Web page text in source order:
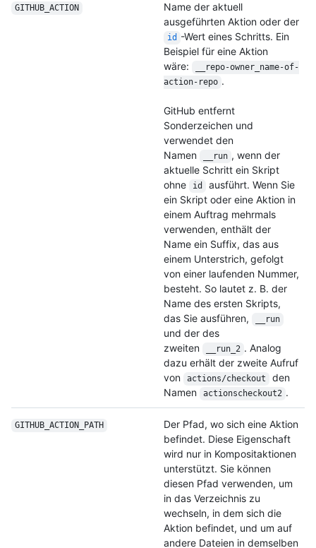
GITHUB_ACTION
Name der aktuell
ausgeführten Aktion oder der
id -Wert eines Schritts. Ein
Beispiel für eine Aktion
wäre:
__repo-owner_name-of-
action-repo .
GitHub entfernt
Sonderzeichen und
verwendet den
Namen
__run , wenn der
aktuelle Schritt ein Skript
ohne
id
ausführt. Wenn Sie
ein Skript oder eine Aktion in
einem Auftrag mehrmals
verwenden, enthält der
Name ein Suffix, das aus
einem Unterstrich, gefolgt
von einer laufenden Nummer,
besteht. So lautet z. B. der
Name des ersten Skripts,
das Sie ausführen,
__run
und der des
zweiten
__run_2 . Analog
dazu erhält der zweite Aufruf
von
actions/checkout
den
Namen
actionscheckout2 .
GITHUB_ACTION_ PATH
Der Pfad, wo sich eine Aktion
befindet. Diese Eigenschaft
wird nur in Kompositaktionen
unterstützt. Sie können
diesen Pfad verwenden, um
in das Verzeichnis zu
wechseln, in dem sich die
Aktion befindet, und um auf
andere Dateien in demselben